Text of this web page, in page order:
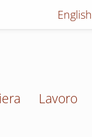
English
Lavoro